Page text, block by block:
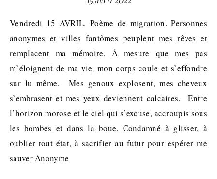
Vendredi 15 AVRIL. Poème de migration. Personnes
anonymes et villes fantômes peuplent mes rêves et
remplacent ma mémoire. À mesure que mes pas
m’éloignent de ma vie, mon corps coule et s’effondre
sur lu même. Mes genoux explosent, mes cheveux
s’embrasent et mes yeux deviennent calcaires. Entre
l’horizon morose et le ciel qui s’excuse, accroupis sous
les bombes et dans la boue. Condamné à glisser, à
oublier tout état, à sacrifier au futur pour espérer me
sauver Anonyme